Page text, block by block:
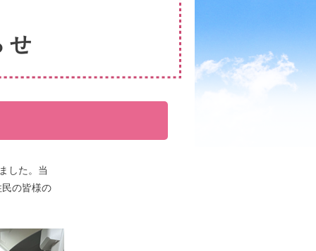
した。当
の皆様の